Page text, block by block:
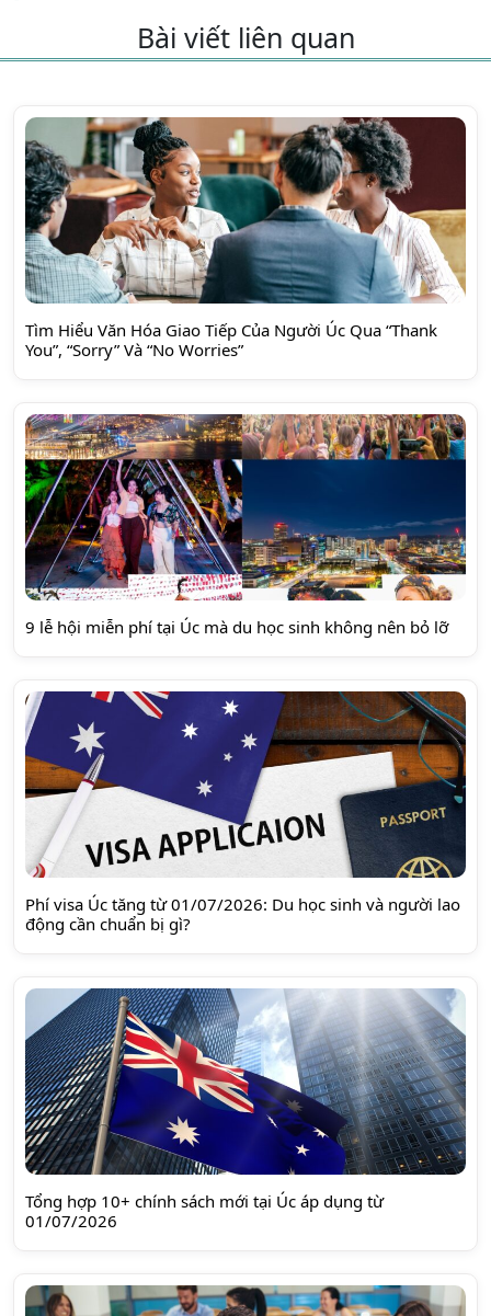
Bài viết liên quan
Tìm Hiểu Văn Hóa Giao Tiếp Của Người Úc Qua “Thank
You”, “Sorry” Và “No Worries”
9 lễ hội miễn phí tại Úc mà du học sinh không nên bỏ lỡ
Phí visa Úc tăng từ 01/07/2026: Du học sinh và người lao
động cần chuẩn bị gì?
Tổng hợp 10+ chính sách mới tại Úc áp dụng từ
01/07/2026